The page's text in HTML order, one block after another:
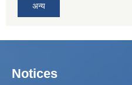
अन्य
Notices